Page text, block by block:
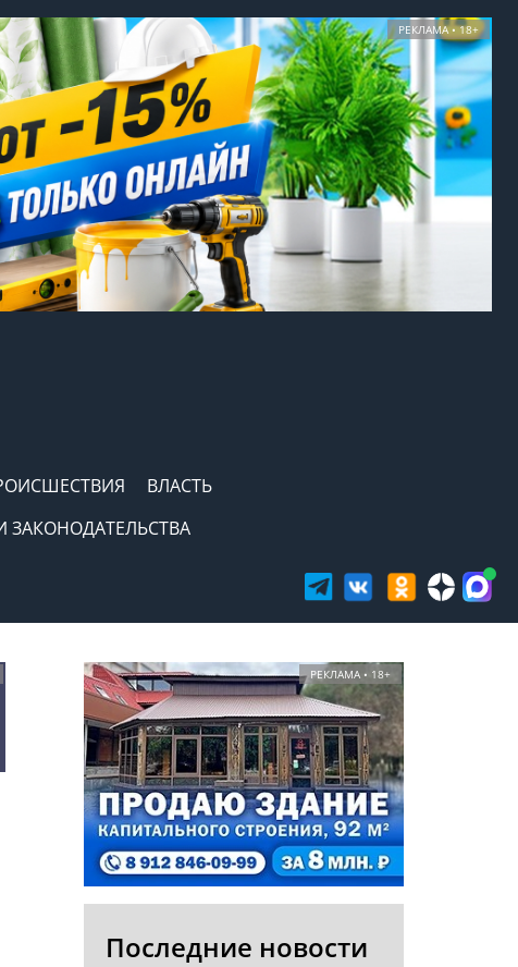
РЕКЛАМА • 18+
ВЛАСТЬ
ЗАКОНОДАТЕЛЬСТВА
РЕКЛАМА • 18+
Последние новости